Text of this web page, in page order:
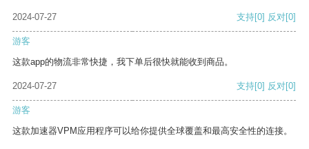
2024-07-27 支持[0] 反对[0]
游客
这款app的物流非常快捷，我下单后很快就能收到商品。
2024-07-27 支持[0] 反对[0]
游客
这款加速器VPM应用程序可以给你提供全球覆盖和最高安全性的连接。